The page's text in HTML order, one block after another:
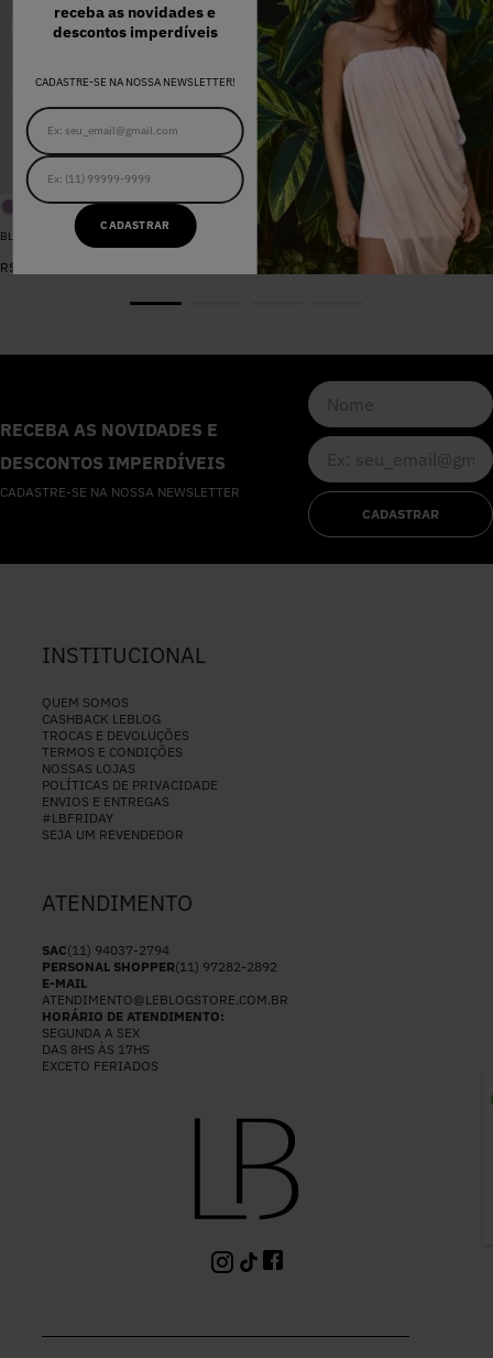
receba as novidades e
descontos imperdíveis
CADASTRE-SE NA NOSSA NEWSLETTER!
CADASTRAR
BLUSA SARJA LARA PEROLA
R$
VESTIDO MADALENA AZUL MARINHO DOT
398
PorR$ 159,20
RECEBA AS NOVIDADES E
DESCONTOS IMPERDÍVEIS
CADASTRE-SE NA NOSSA NEWSLETTER
CADASTRAR
INSTITUCIONAL
QUEM SOMOS
CASHBACK LEBLOG
TROCAS E DEVOLUÇÕES
TERMOS E CONDIÇÕES
NOSSAS LOJAS
POLÍTICAS DE PRIVACIDADE
ENVIOS E ENTREGAS
#LBFRIDAY
SEJA UM REVENDEDOR
ATENDIMENTO
SAC(11) 94037-2794
PERSONAL SHOPPER(11) 97282-2892
E-MAIL
ATENDIMENTO@LEBLOGSTORE.COM.BR
HORÁRIO DE ATENDIMENTO:
SEGUNDA A SEX
DAS 8HS ÀS 17HS
EXCETO FERIADOS